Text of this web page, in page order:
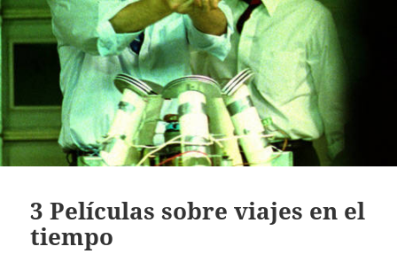
3 Películas sobre viajes en el
tiempo